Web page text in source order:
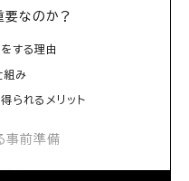
要なのか？
する理由
組み
られるメリット
事前準備
方法